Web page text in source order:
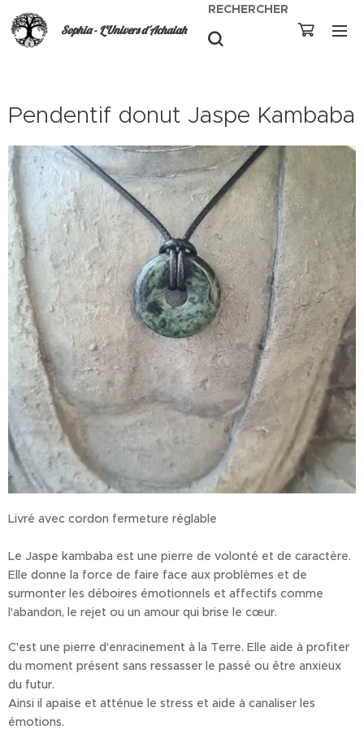
Sophia - L'Univers d'Achaiah
RECHERCHER
Pendentif donut Jaspe Kambaba
Livré avec cordon fermeture réglable
Le Jaspe kambaba est une pierre de volonté et de caractère.
Elle donne la force de faire face aux problèmes et de
surmonter les déboires émotionnels et affectifs comme
l'abandon, le rejet ou un amour qui brise le cœur.
C'est une pierre d'enracinement à la Terre. Elle aide à profiter
du moment présent sans ressasser le passé ou être anxieux
du futur.
Ainsi il apaise et atténue le stress et aide à canaliser les
émotions.